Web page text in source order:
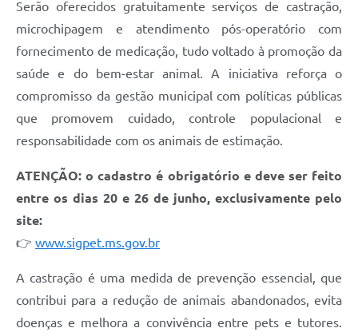
Serão oferecidos gratuitamente serviços de castração,
microchipagem e atendimento pós-operatório com
fornecimento de medicação, tudo voltado à promoção da
saúde e do bem-estar animal. A iniciativa reforça o
compromisso da gestão municipal com políticas públicas
que promovem cuidado, controle populacional e
responsabilidade com os animais de estimação.
ATENÇÃO: o cadastro é obrigatório e deve ser feito
entre os dias 20 e 26 de junho, exclusivamente pelo
site:
👉 www.sigpet.ms.gov.br
A castração é uma medida de prevenção essencial, que
contribui para a redução de animais abandonados, evita
doenças e melhora a convivência entre pets e tutores.